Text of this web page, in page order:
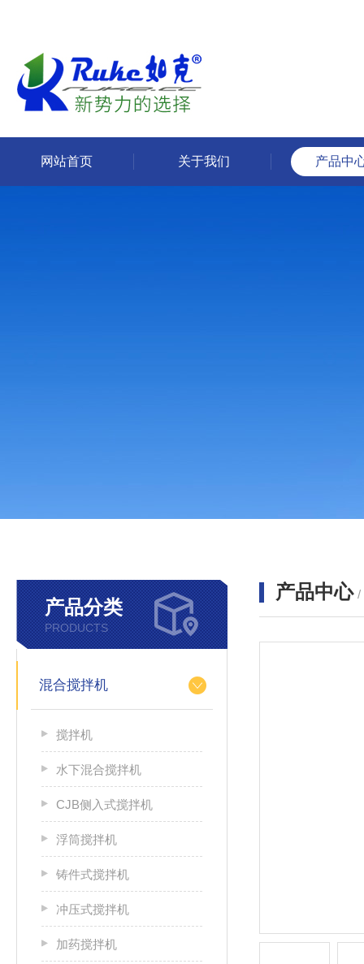
网站首页 关于我们 产品中
产品分类
PRODUCTS
混合搅拌机
搅拌机
水下混合搅拌机
CJB侧入式搅拌机
浮筒搅拌机
铸件式搅拌机
冲压式搅拌机
加药搅拌机
产品中心 /